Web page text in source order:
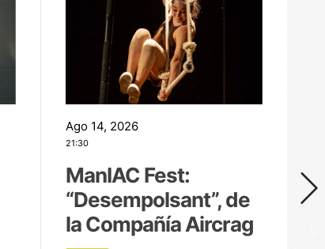
Ago 14, 2026
21:30
ManIAC Fest:
“Desempolsant”, de
la Compañía Aircrag